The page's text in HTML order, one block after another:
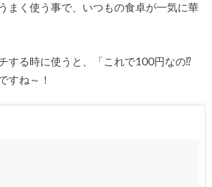
まく使う事で、いつもの食卓が一気に華
する時に使うと、「これで100円なの⁉
すね～！